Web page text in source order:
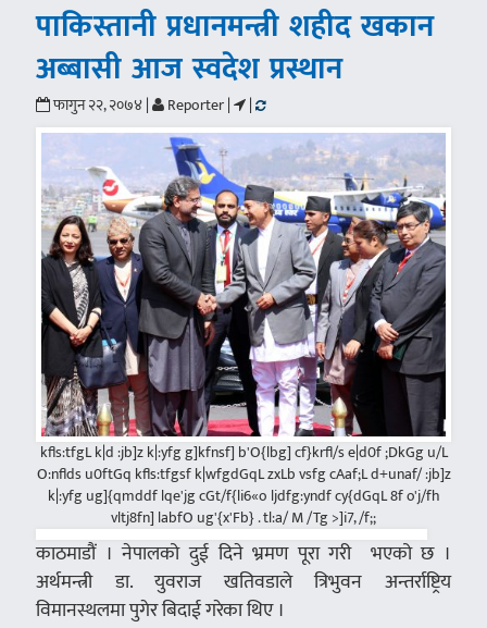
पाकिस्तानी प्रधानमन्त्री शहीद खकान
अब्बासी आज स्वदेश प्रस्थान
फागुन २२, २०७४ | Reporter | |
kfls:tfgL k|d :jb]z k|:yfg g]kfnsf] b'O{lbg] cf}krfl/s e|d0f ;DkGg u/L
O:nflds u0ftGq kfls:tfgsf k|wfgdGqL zxLb vsfg cAaf;L d+unaf/ :jb]z
k|:yfg ug]{qmddf lqe'jg cGt/f{li6«o ljdfg:yndf cy{dGqL 8f o'j/fh
vltj8fn] labfO ug'{x'Fb} . tl:a/ M /Tg >]i7, /f;;
काठमाडौं । नेपालको दुई दिने भ्रमण पूरा गरी भएको छ ।
अर्थमन्त्री डा. युवराज खतिवडाले त्रिभुवन अन्तर्राष्ट्रिय
विमानस्थलमा पुगेर बिदाई गरेका थिए ।